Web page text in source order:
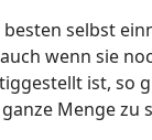
selbst
wenn sie
ist, so
Menge zu